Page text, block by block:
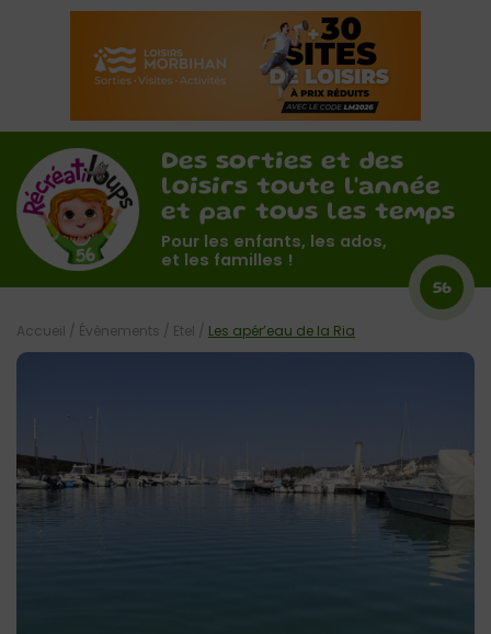
Des sorties et des
loisirs toute l'année
et par tous les temps
Pour les enfants, les ados,
et les familles !
56
Accueil / Évènements / Etel / Les apér’eau de la Ria